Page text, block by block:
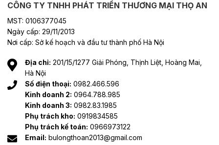
CÔNG TY TNHH PHÁT TRIỂN THƯƠNG MẠI THỌ AN
MST: 0106377045
Ngày cấp: 29/11/2013
Nơi cấp: Sở kế hoạch và đầu tư thành phố Hà Nội
Địa chỉ: 201/15/1277 Giải Phóng, Thịnh Liệt, Hoàng Mai,
Hà Nội
Số điện thoại: 0982.466.596
Kinh doanh 2: 0964.788.985
Kinh doanh 3: 0982.83.1985
Phụ trách kho: 0919834585
Phụ trách kế toán: 0966973122
Email: bulongthoan2013@gmail.com